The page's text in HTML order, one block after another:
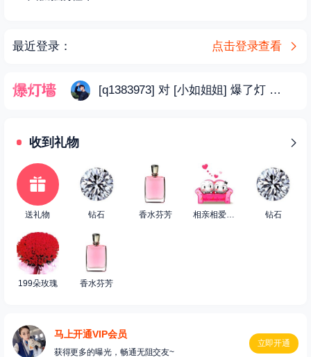
最近登录： 点击登录查看
[q1383973] 对 [小如姐姐] 爆了灯 06-25
收到礼物
送礼物 钻石 香水芬芳 相亲相爱小馒头 钻石
199朵玫瑰 香水芬芳
马上开通VIP会员
获得更多的曝光，畅通无阻交友~
立即开通